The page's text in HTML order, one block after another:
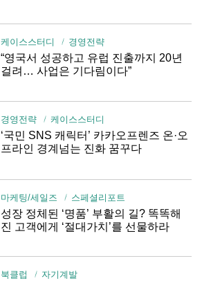
케이스스터디 경영전략
“영국서 성공하고 유럽 진출까지 20년
걸려… 사업은 기다림이다”
경영전략 케이스스터디
‘국민 SNS 캐릭터’ 카카오프렌즈 온·오
프라인 경계넘는 진화 꿈꾸다
마케팅/세일즈 스페셜리포트
성장 정체된 ‘명품’ 부활의 길? 똑똑해
진 고객에게 ‘절대가치’를 선물하라
북클럽 자기계발